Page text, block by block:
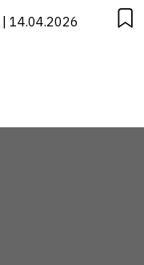
| 14.04.2026